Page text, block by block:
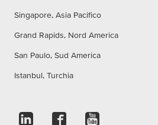
Singapore, Asia Pacifico
Grand Rapids, Nord America
San Paulo, Sud America
Istanbul, Turchia